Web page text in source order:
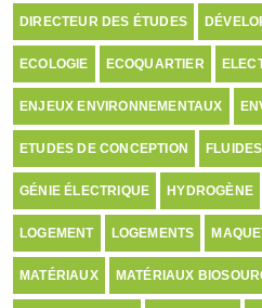
DIRECTEUR DES ÉTUDES
ECOLOGIE ECOQUARTIER
ENJEUX ENVIRONNEMENTAUX
ETUDES DE CONCEPTION FLUIDES
GÉNIE ÉLECTRIQUE HYDROGÈNE
LOGEMENT LOGEMENTS
MATÉRIAUX MATÉRIAUX